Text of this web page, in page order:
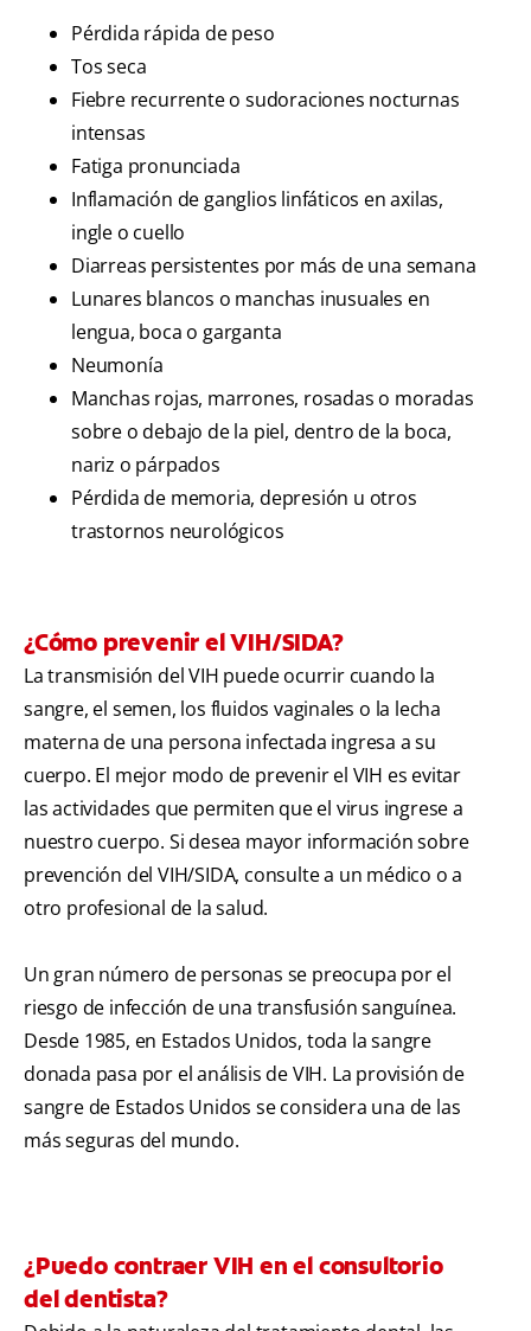
Pérdida rápida de peso
Tos seca
Fiebre recurrente o sudoraciones nocturnas
intensas
Fatiga pronunciada
Inflamación de ganglios linfáticos en axilas,
ingle o cuello
Diarreas persistentes por más de una semana
Lunares blancos o manchas inusuales en
lengua, boca o garganta
Neumonía
Manchas rojas, marrones, rosadas o moradas
sobre o debajo de la piel, dentro de la boca,
nariz o párpados
Pérdida de memoria, depresión u otros
trastornos neurológicos
¿Cómo prevenir el VIH/SIDA?
La transmisión del VIH puede ocurrir cuando la
sangre, el semen, los fluidos vaginales o la lecha
materna de una persona infectada ingresa a su
cuerpo. El mejor modo de prevenir el VIH es evitar
las actividades que permiten que el virus ingrese a
nuestro cuerpo. Si desea mayor información sobre
prevención del VIH/SIDA, consulte a un médico o a
otro profesional de la salud.
Un gran número de personas se preocupa por el
riesgo de infección de una transfusión sanguínea.
Desde 1985, en Estados Unidos, toda la sangre
donada pasa por el análisis de VIH. La provisión de
sangre de Estados Unidos se considera una de las
más seguras del mundo.
¿Puedo contraer VIH en el consultorio
del dentista?